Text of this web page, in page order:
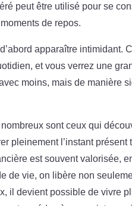
peut être utilisé pour se
de repos.
apparaître intimidant.
et vous verrez une
moins, mais de manière
sont ceux qui
pleinement l’instant
est souvent valorisée,
de vie, on libère non
il devient possible de vivre